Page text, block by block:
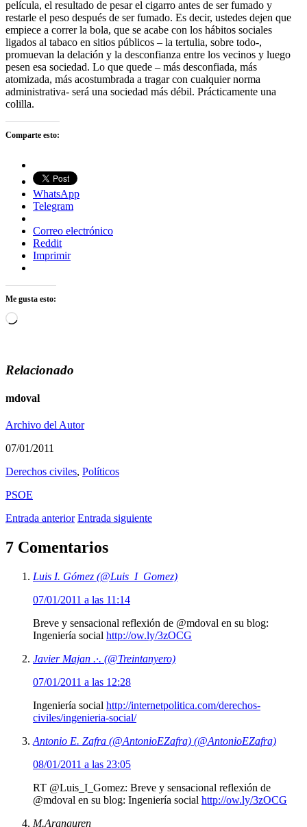
película, el resultado de pesar el cigarro antes de ser fumado y
restarle el peso después de ser fumado. Es decir, ustedes dejen que
empiece a correr la bola, que se acabe con los hábitos sociales
ligados al tabaco en sitios públicos – la tertulia, sobre todo-,
promuevan la delación y la desconfianza entre los vecinos y luego
pesen esa sociedad. Lo que quede – más desconfiada, más
atomizada, más acostumbrada a tragar con cualquier norma
administrativa- será una sociedad más débil. Prácticamente una
colilla.
Comparte esto:
WhatsApp
Telegram
Correo electrónico
Reddit
Imprimir
Me gusta esto:
Cargando...
Relacionado
mdoval
Archivo del Autor
07/01/2011
Derechos civiles, Polí­ticos
PSOE
Entrada anterior Entrada siguiente
7 Comentarios
Luis I. Gómez (@Luis_I_Gomez)
07/01/2011 a las 11:14
Breve y sensacional reflexión de @mdoval en su blog:
Ingeniería social http://ow.ly/3zOCG
Javier Majan .·. (@Treintanyero)
07/01/2011 a las 12:28
Ingeniería social http://internetpolitica.com/derechos-
civiles/ingenieria-social/
Antonio E. Zafra (@AntonioEZafra) (@AntonioEZafra)
08/01/2011 a las 23:05
RT @Luis_I_Gomez: Breve y sensacional reflexión de
@mdoval en su blog: Ingeniería social http://ow.ly/3zOCG
M.Aranguren